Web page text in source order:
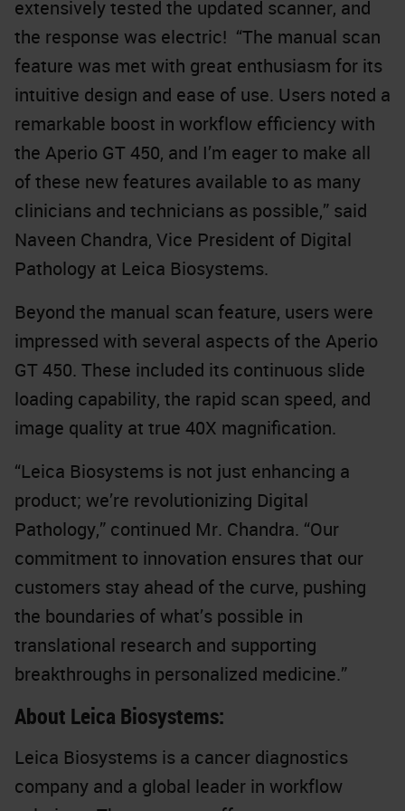
extensively tested the updated scanner, and
the response was electric! “The manual scan
feature was met with great enthusiasm for its
intuitive design and ease of use. Users noted a
remarkable boost in workflow efficiency with
the Aperio GT 450, and I’m eager to make all
of these new features available to as many
clinicians and technicians as possible,” said
Naveen Chandra, Vice President of Digital
Pathology at Leica Biosystems.
Beyond the manual scan feature, users were
impressed with several aspects of the Aperio
GT 450. These included its continuous slide
loading capability, the rapid scan speed, and
image quality at true 40X magnification.
“Leica Biosystems is not just enhancing a
product; we’re revolutionizing Digital
Pathology,” continued Mr. Chandra. “Our
commitment to innovation ensures that our
customers stay ahead of the curve, pushing
the boundaries of what’s possible in
translational research and supporting
breakthroughs in personalized medicine.”
About Leica Biosystems:
Leica Biosystems is a cancer diagnostics
company and a global leader in workflow